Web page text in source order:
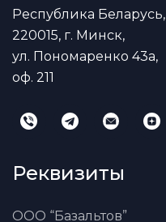
Республика Беларусь,
220015, г. Минск,
ул. Пономаренко 43а,
оф. 211
Реквизиты
ООО “Базальтов”